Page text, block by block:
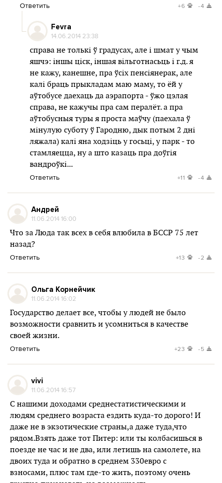
Ответить +6 -4
Fevra
14.06.2014 23:38
справа не толькі ў градусах, але і шмат у чым
яшчэ: іншы ціск, іншая вільготнасьць і г.д. я
не кажу, канешне, пра ўсіх пенсіянерак, але
калі браць прыкладам маю маму, то ёй у
аўтобусе даехаць да аэрапорта - ўжо цэлая
справа, не кажучы пра сам пералёт. а пра
аўтобусныя туры я проста маўчу (паехала ў
мінулую суботу ў Гародню, дык потым 2 дні
ляжала) калі яна ходзіць у госьці, у парк - то
стамляецца, ну а што казаць пра доўгія
вандроўкі...
Ответить +11 -4
Андрей
11.06.2014 16:00
Что за Люда так всех в себя влюбила в БССР 75 лет
назад?
Ответить +13 -2
Ольга Корнейчик
11.06.2014 16:02
Государство делает все, чтобы у людей не было
возможности сравнить и усомниться в качестве
своей жизни.
Ответить +23 -5
vivi
11.06.2014 16:57
С нашими доходами среднестатистическими и
людям среднего возраста ездить куда-то дорого! И
даже не в экзотические страны,а даже туда,что
рядом.Взять даже тот Питер: или ты колбасишься в
поезде не час и не два, или летишь на самолете, на
двоих туда и обратно в среднем 330евро с
взносами, плюс там где-то жить, поэтому очень